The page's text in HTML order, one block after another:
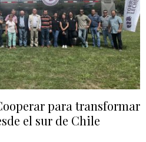
para transformar
el sur de Chile